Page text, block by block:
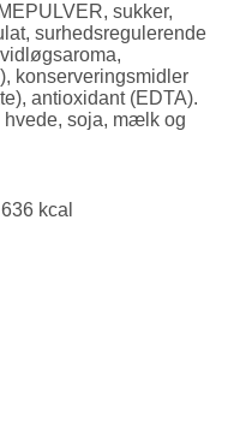
sukker,
surhedsregulerende
konserveringsmidler
antioxidant (EDTA).
hvede, soja, mælk og
kcal